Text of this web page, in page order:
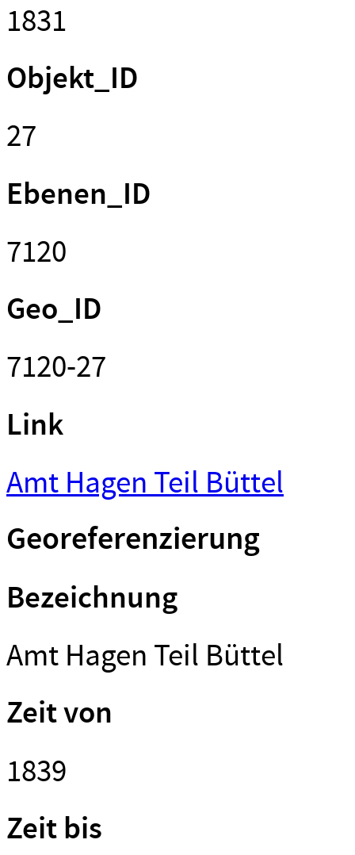
1831
Objekt_ID
27
Ebenen_ID
7120
Geo_ID
7120-27
Link
Amt Hagen Teil Büttel
Georeferenzierung
Bezeichnung
Amt Hagen Teil Büttel
Zeit von
1839
Zeit bis